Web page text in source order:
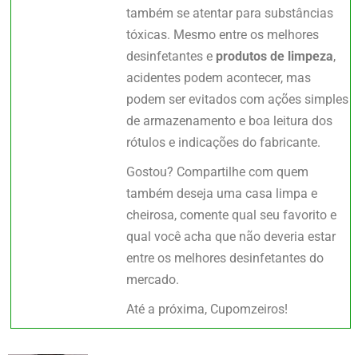
também se atentar para substâncias
tóxicas. Mesmo entre os melhores
desinfetantes e produtos de limpeza,
acidentes podem acontecer, mas
podem ser evitados com ações simples
de armazenamento e boa leitura dos
rótulos e indicações do fabricante.
Gostou? Compartilhe com quem
também deseja uma casa limpa e
cheirosa, comente qual seu favorito e
qual você acha que não deveria estar
entre os melhores desinfetantes do
mercado.
Até a próxima, Cupomzeiros!